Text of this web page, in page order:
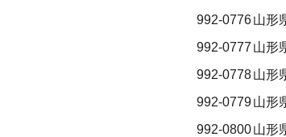
992-0776山形
992-0777 山形
992-0778山形
992-0779山形
992-0800山形